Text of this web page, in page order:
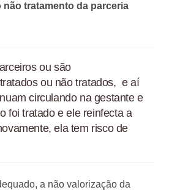
tratamento da parceria
ou são
ou não tratados, e aí
circulando na gestante e
foi tratado e ele reinfecta a
ela tem risco de
a não valorização da